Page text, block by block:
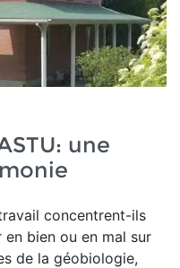
une
concentrent-ils
en bien ou en mal sur
de la géobiologie,